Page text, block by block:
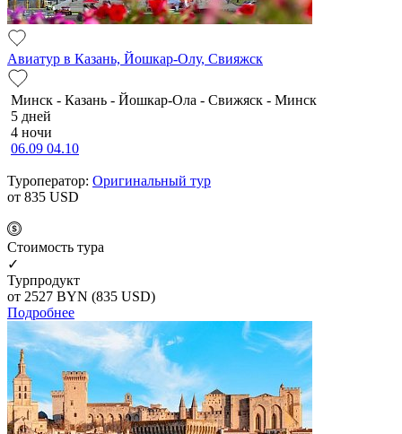
Авиатур в Казань, Йошкар-Олу, Свияжск
Минск - Казань - Йошкар-Ола - Свижяск - Минск
5 дней
4 ночи
06.09 04.10
Туроператор: Оригинальный тур
от 835 USD
Cтоимость тура
✓
Турпродукт
от 2527 BYN (835 USD)
Подробнее